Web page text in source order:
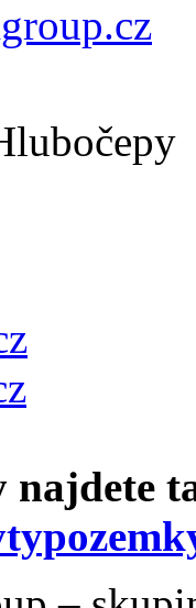
najdete